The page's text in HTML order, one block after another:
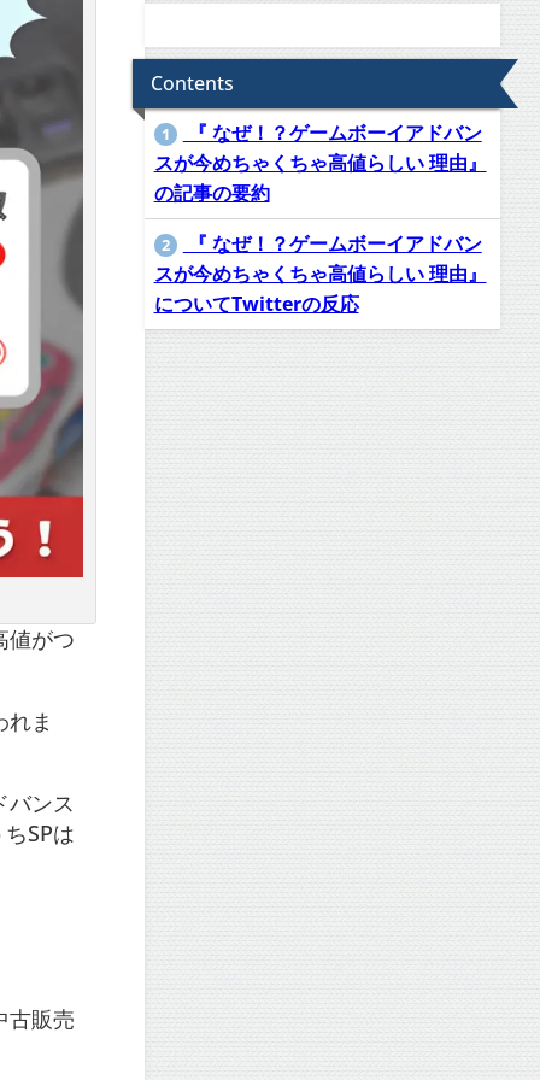
値がつ
ま
バンス
SPは
古販売
Contents
1
『 なぜ！？ゲームボーイアドバン
スが今めちゃくちゃ高値らしい 理由』
の記事の要約
2
『 なぜ！？ゲームボーイアドバン
スが今めちゃくちゃ高値らしい 理由』
についてTwitterの反応